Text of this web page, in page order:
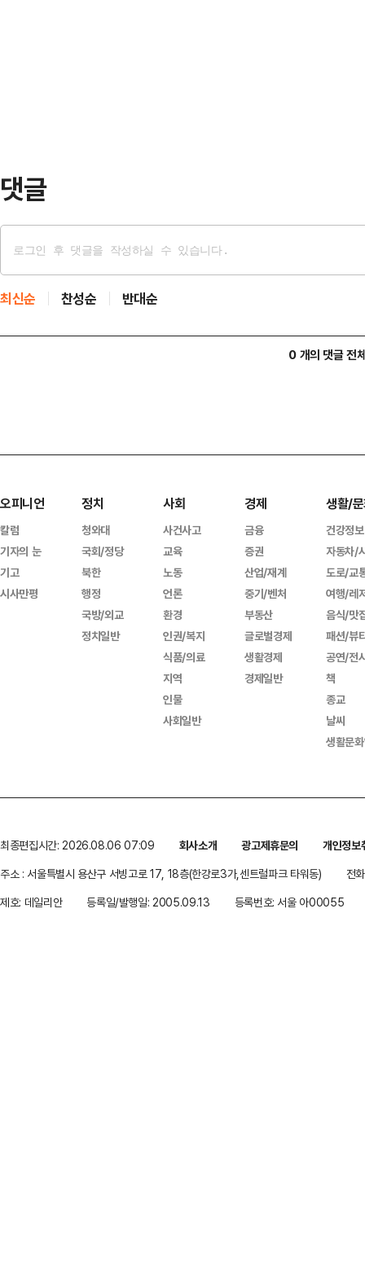
댓글
최신순 찬성순 반대순
0 개의 댓글 전
오피니언
칼럼
기자의 눈
기고
시사만평
정치
청와대
국회/정당
북한
행정
국방/외교
정치일반
사회
사건사고
교육
노동
언론
환경
인권/복지
식품/의료
지역
인물
사회일반
경제
금융
증권
산업/재계
중기/벤처
부동산
글로벌경제
생활경제
경제일반
생활/
건강정보
자동차/
도로/교
여행/레
음식/맛
패션/뷰
공연/전
책
종교
날씨
생활문
최종편집시간: 2026.08.06 07:09 회사소개 광고제휴문의
개인정보
주소 : 서울특별시 용산구 서빙고로 17, 18층(한강로3가,센트럴파크 타워동)
전
제호: 데일리안
등록일/발행일: 2005.09.13 등록번호: 서울 아00055